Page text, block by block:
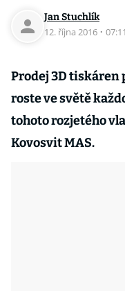
Jan Stuchlík
12. října 2016 · 07:11
Prodej 3D tiskáren
roste ve světě
tohoto rozjetého
Kovosvit MAS.